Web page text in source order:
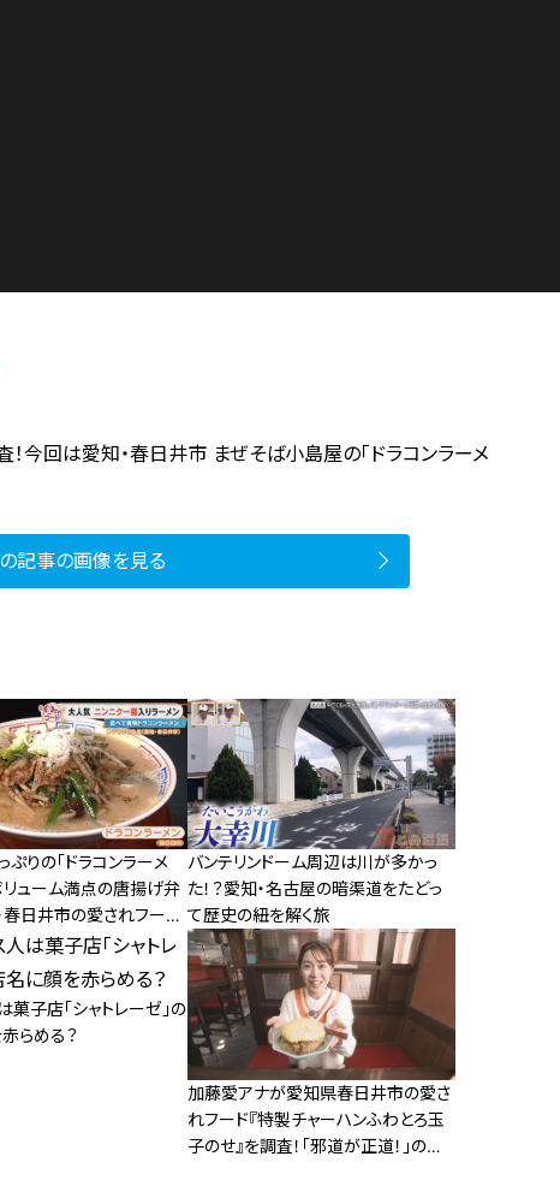
今回は愛知・春日井市 まぜそば小島屋の「ドラコンラーメ
記事の画像を見る
ぷりの「ドラコンラーメ
リューム満点の唐揚げ弁
春日井市の愛されフード
バンテリンドーム周辺は川が多かっ
た！？愛知・名古屋の暗渠道をたどっ
て歴史の紐を解く旅
菓子店「シャトレーゼ」の
らめる？
加藤愛アナが愛知県春日井市の愛さ
れフード『特製チャーハンふわとろ玉
子のせ』を調査！「邪道が正道！」のチ